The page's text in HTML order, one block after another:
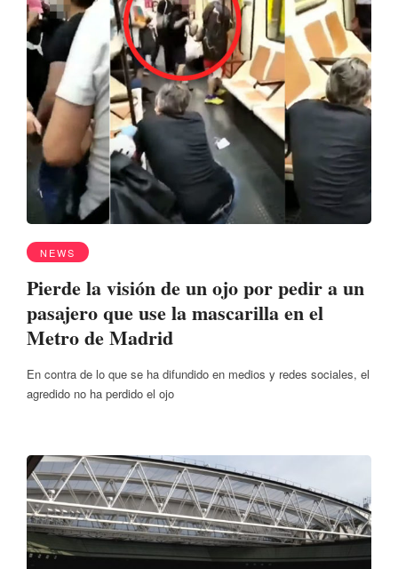
NEWS
Pierde la visión de un ojo por pedir a un
pasajero que use la mascarilla en el
Metro de Madrid
En contra de lo que se ha difundido en medios y redes sociales, el
agredido no ha perdido el ojo